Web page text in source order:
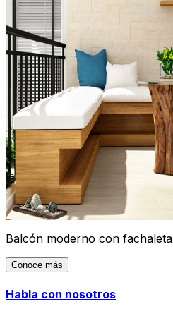
Balcón moderno con fachaleta
Conoce más
Habla con nosotros